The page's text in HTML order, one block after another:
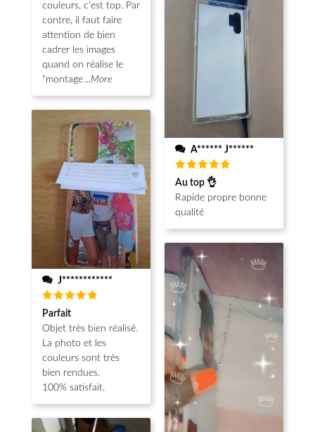
couleurs, c'est top. Par
contre, il faut faire
attention de bien
cadrer les images
quand on réalise le
"montage...More
J************
Note5
sur 5
Parfait
Objet très bien réalisé.
La photo et les
couleurs sont très
bien rendues.
100% satisfait.
A****** J******
Note5
sur 5
Au top 👌
Rapide propre bonne
qualité